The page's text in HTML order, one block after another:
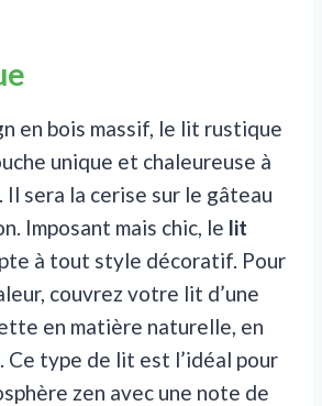
en bois massif, le lit rustique
unique et chaleureuse à
Il sera la cerise sur le gâteau
Imposant mais chic, le lit
à tout style décoratif. Pour
couvrez votre lit d’une
en matière naturelle, en
Ce type de lit est l’idéal pour
zen avec une note de